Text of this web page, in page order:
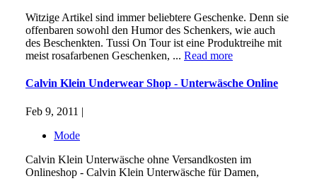
Witzige Artikel sind immer beliebtere Geschenke. Denn sie
offenbaren sowohl den Humor des Schenkers, wie auch
des Beschenkten. Tussi On Tour ist eine Produktreihe mit
meist rosafarbenen Geschenken, ... Read more
Calvin Klein Underwear Shop - Unterwäsche Online
Feb 9, 2011 |
Mode
Calvin Klein Unterwäsche ohne Versandkosten im
Onlineshop - Calvin Klein Unterwäsche für Damen,